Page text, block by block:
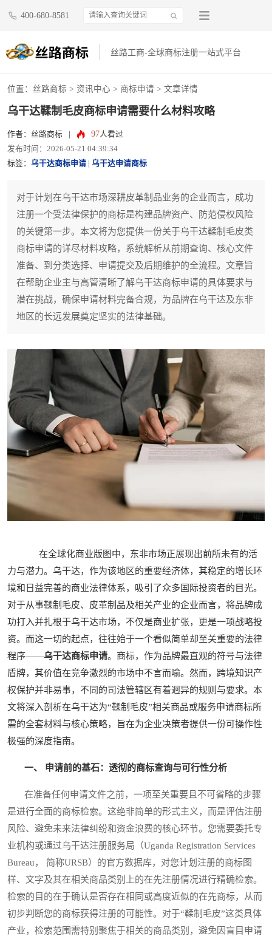
400-680-8581
丝路工商-全球商标注册一站式平台
位置： 丝路商标 > 资讯中心 > 商标申请 > 文章详情
乌干达鞣制毛皮商标申请需要什么材料攻略
作者：丝路商标 97人看过
发布时间：2026-05-21 04:39:34
标签： 乌干达商标申请 乌干达申请商标
对于计划在乌干达市场深耕皮革制品业务的企业而言，成功
注册一个受法律保护的商标是构建品牌资产、防范侵权风险
的关键第一步。本文将为您提供一份关于乌干达鞣制毛皮类
商标申请的详尽材料攻略，系统解析从前期查询、核心文件
准备、到分类选择、申请提交及后期维护的全流程。文章旨
在帮助企业主与高管清晰了解乌干达商标申请的具体要求与
潜在挑战，确保申请材料完备合规，为品牌在乌干达及东非
地区的长远发展奠定坚实的法律基础。
在全球化商业版图中，东非市场正展现出前所未有的活
力与潜力。乌干达，作为该地区的重要经济体，其稳定的增长环
境和日益完善的商业法律体系，吸引了众多国际投资者的目光。
对于从事鞣制毛皮、皮革制品及相关产业的企业而言，将品牌成
功打入并扎根于乌干达市场，不仅是商业扩张，更是一项战略投
资。而这一切的起点，往往始于一个看似简单却至关重要的法律
程序——乌干达商标申请。商标，作为品牌最直观的符号与法律
盾牌，其价值在竞争激烈的市场中不言而喻。然而，跨境知识产
权保护并非易事，不同的司法管辖区有着迥异的规则与要求。本
文将深入剖析在乌干达为“鞣制毛皮”相关商品或服务申请商标所
需的全套材料与核心策略，旨在为企业决策者提供一份可操作性
极强的深度指南。
一、 申请前的基石：透彻的商标查询与可行性分析
在准备任何申请文件之前，一项至关重要且不可省略的步骤
是进行全面的商标检索。这绝非简单的形式主义，而是评估注册
风险、避免未来法律纠纷和资金浪费的核心环节。您需要委托专
业机构或通过乌干达注册服务局（Uganda Registration Services
Bureau， 简称URSB）的官方数据库，对您计划注册的商标图
样、文字及其在相关商品类别上的在先注册情况进行精确检索。
检索的目的在于确认是否存在相同或高度近似的在先商标，从而
初步判断您的商标获得注册的可能性。对于“鞣制毛皮”这类具体
产业，检索范围需特别聚焦于相关的商品类别，避免因盲目申请